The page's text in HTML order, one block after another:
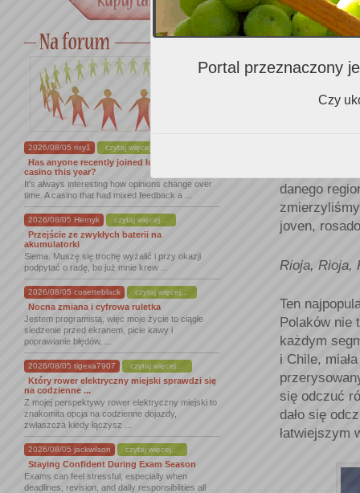
2026/08/05 rixy1 czytaj więcej...
Has anyone recently joined lordofspins
casino this year?
It's always interesting how opinions change over
time. A casino that had mixed feedback a ...
2026/08/05 Hernyk czytaj więcej...
Przejście ze zwykłych baterii na
akumulatorki
Siema. Muszę się trochę wyżalić i przy okazji
podpytać o radę, bo już mnie krew ...
2026/08/05 cosetteblack czytaj więcej...
Nocna zmiana i cyfrowa ruletka
Jestem programistą, więc moje życie to ciągłe
siedzenie przed ekranem, picie kawy i
poprawianie błędów, ...
2026/08/05 tigexa7907 czytaj więcej...
Który rower elektryczny miejski sprawdzi się
na codzienne ...
Z mojej perspektywy rower elektryczny miejski to
znakomita opcja na codzienne dojazdy,
zwłaszcza kiedy łączysz ...
2026/08/05 jackwilson czytaj więcej...
Staying Confident During Exam Season
Exams can feel stressful, especially when
deadlines, revision, and daily responsibilities all
danego
joven,
Rioja, Rioja,
Ten
Polaków nie
każdym
i Chile,
się odczuć
dało się
łatwiejszym
Portal przeznaczony
Czy